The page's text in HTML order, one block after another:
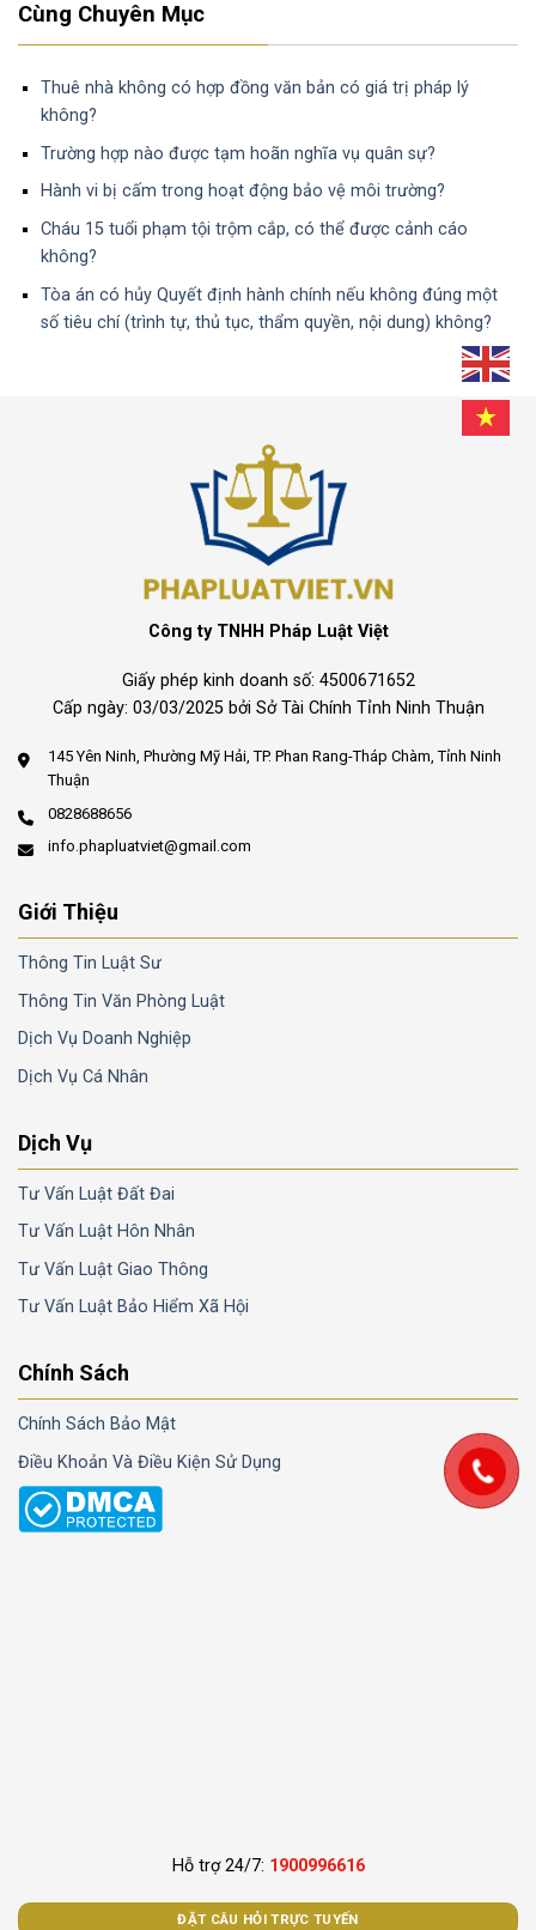
Cùng Chuyên Mục
Thuê nhà không có hợp đồng văn bản có giá trị pháp lý
không?
Trường hợp nào được tạm hoãn nghĩa vụ quân sự?
Hành vi bị cấm trong hoạt động bảo vệ môi trường?
Cháu 15 tuổi phạm tội trộm cắp, có thể được cảnh cáo
không?
Tòa án có hủy Quyết định hành chính nếu không đúng một
số tiêu chí (trình tự, thủ tục, thẩm quyền, nội dung) không?
Công ty TNHH Pháp Luật Việt
Giấy phép kinh doanh số: 4500671652
Cấp ngày: 03/03/2025 bởi Sở Tài Chính Tỉnh Ninh Thuận
145 Yên Ninh, Phường Mỹ Hải, TP. Phan Rang-Tháp Chàm, Tỉnh Ninh
Thuận
0828688656
info.phapluatviet@gmail.com
Giới Thiệu
Thông Tin Luật Sư
Thông Tin Văn Phòng Luật
Dịch Vụ Doanh Nghiệp
Dịch Vụ Cá Nhân
Dịch Vụ
Tư Vấn Luật Đất Đai
Tư Vấn Luật Hôn Nhân
Tư Vấn Luật Giao Thông
Tư Vấn Luật Bảo Hiểm Xã Hội
Chính Sách
Chính Sách Bảo Mật
Điều Khoản Và Điều Kiện Sử Dụng
Hỗ trợ 24/7: 1900996616
ĐẶT CÂU HỎI TRỰC TUYẾN